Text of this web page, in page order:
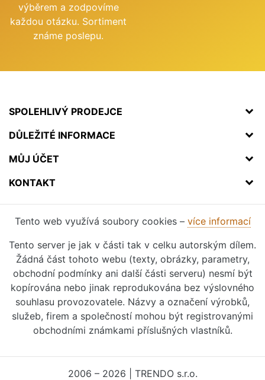
výběrem a zodpovíme
každou otázku. Sortiment
známe poslepu.
SPOLEHLIVÝ PRODEJCE
DŮLEŽITÉ INFORMACE
MŮJ ÚČET
KONTAKT
Tento web využívá soubory cookies – více informací
Tento server je jak v části tak v celku autorským dílem.
Žádná část tohoto webu (texty, obrázky, parametry,
obchodní podmínky ani další části serveru) nesmí být
kopírována nebo jinak reprodukována bez výslovného
souhlasu provozovatele. Názvy a označení výrobků,
služeb, firem a společností mohou být registrovanými
obchodními známkami příslušných vlastníků.
2006 – 2026 | TRENDO s.r.o.